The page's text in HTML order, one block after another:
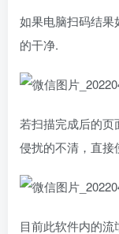
如果电脑扫码结果
的干净.
若扫描完成后的
侵扰的不清，直接
目前此软件内的